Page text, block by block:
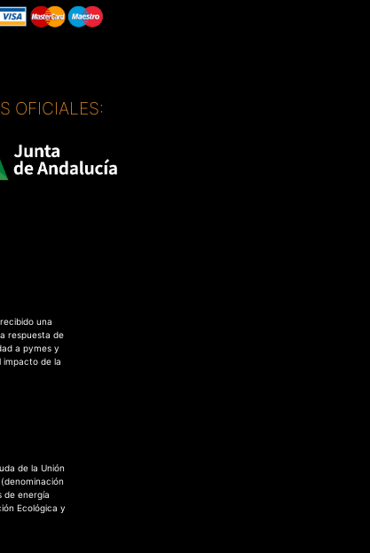
OFICIALES:
una
respuesta de
a pymes y
impacto de la
de la Unión
de energía
Ecológica y